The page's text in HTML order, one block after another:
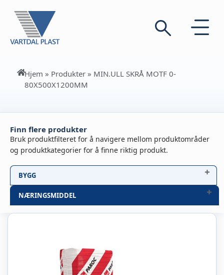
Hjem » Produkter» MIN.ULL SKRÅ MOTF 0-
80X500X1200MM
Finn flere produkter
Bruk produktfilteret for å navigere mellom produktområder
og produktkategorier for å finne riktig produkt.
BYGG
NÆRINGSMIDDEL